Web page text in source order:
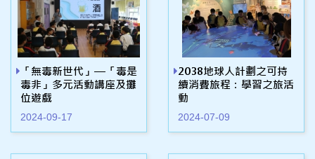
「無毒新世代」—「毒是
毒非」多元活動講座及攤
位遊戲
2024-09-17
2038地球人計劃之可持
續消費旅程：學習之旅活
動
2024-07-09